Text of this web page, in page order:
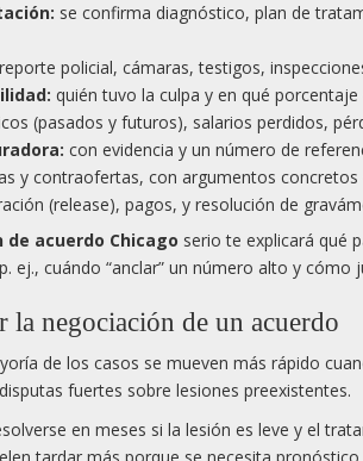
se confirma diagnóstico, plan de
reporte policial, cámaras, testigos,
quién tuvo la culpa y en qué
(pasados y futuros), salarios perdidos,
con evidencia y un número de
y contraofertas, con argumentos concretos
(release), pagos, y resolución de
acuerdo Chicago serio te explicará qué
ej., cuándo “anclar” un número alto y cómo
la negociación de un acuerdo
de los casos se mueven más rápido
fuertes sobre lesiones preexistentes.
en meses si la lesión es leve y el